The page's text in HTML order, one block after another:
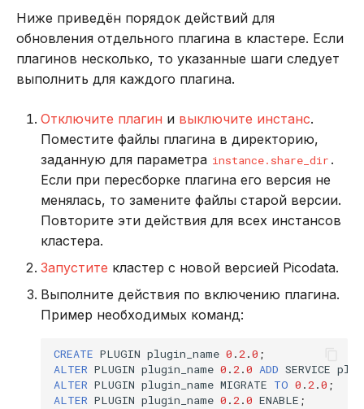
Ниже приведён порядок действий для
обновления отдельного плагина в кластере. Если
плагинов несколько, то указанные шаги следует
выполнить для каждого плагина.
Отключите плагин и выключите инстанс.
Поместите файлы плагина в директорию,
заданную для параметра instance.share_dir .
Если при пересборке плагина его версия не
менялась, то замените файлы старой версии.
Повторите эти действия для всех инстансов
кластера.
Запустите кластер с новой версией Picodata.
Выполните действия по включению плагина.
Пример необходимых команд:
CREATE PLUGIN plugin_name 0 .2.0 ;
ALTER PLUGIN plugin_name 0 .2.0 ADD SERVICE
ALTER PLUGIN plugin_name MIGRATE TO 0 .2.0 ;
ALTER PLUGIN plugin_name 0 .2.0 ENABLE ;